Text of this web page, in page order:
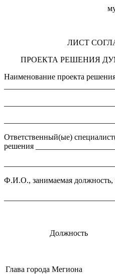
ЛИСТ
ПРОЕКТА РЕШЕНИЯ
Наименование проекта
Ответственный(ые)
решения
Ф.И.О., занимаемая должность,
Должность
Глава города Мегиона